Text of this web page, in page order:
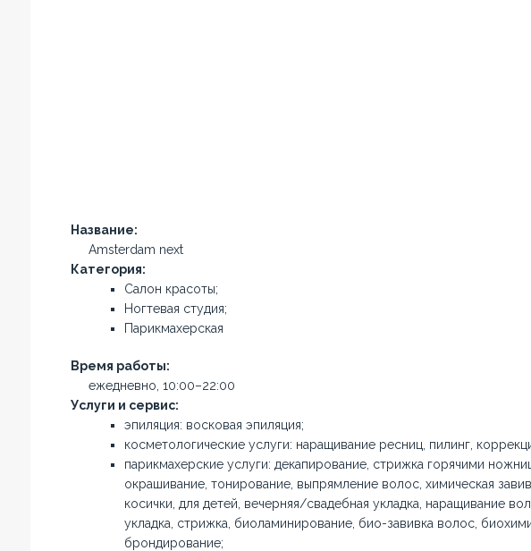
Название:
Amsterdam next
Категория:
Салон красоты;
Ногтевая студия;
Парикмахерская
Время работы:
ежедневно, 10:00–22:00
Услуги и сервис:
эпиляция: восковая эпиляция;
косметологические услуги: наращивание ресниц, пилинг,
парикмахерские услуги: декапирование, стрижка горячими
окрашивание, тонирование, выпрямление волос, химическая
косички, для детей, вечерняя/свадебная укладка, наращивание
укладка, стрижка, биоламинирование, био-завивка волос,
брондирование;